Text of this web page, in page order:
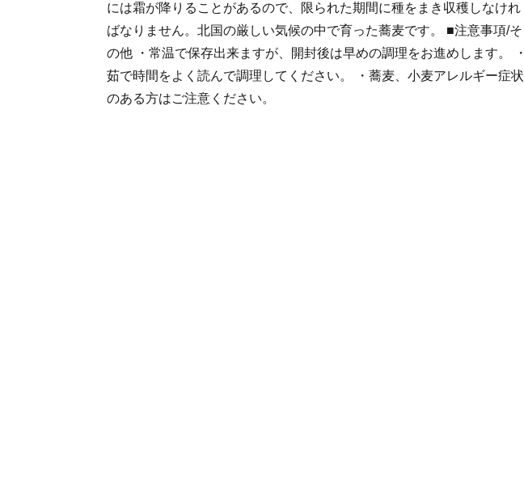
には霜が降りることがあるので、限られた期間に種をまき収穫しなけれ
ばなりません。北国の厳しい気候の中で育った蕎麦です。 ■注意事項/そ
の他 ・常温で保存出来ますが、開封後は早めの調理をお進めします。 ・
茹で時間をよく読んで調理してください。 ・蕎麦、小麦アレルギー症状
のある方はご注意ください。